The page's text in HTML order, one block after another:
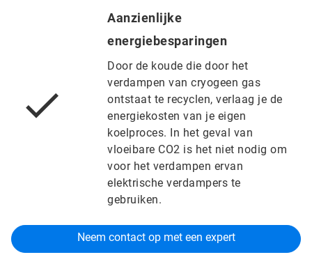
Aanzienlijke
energiebesparingen
Door de koude die door het
verdampen van cryogeen gas
ontstaat te recyclen, verlaag je de
energiekosten van je eigen
koelproces. In het geval van
vloeibare CO2 is het niet nodig om
voor het verdampen ervan
elektrische verdampers te
gebruiken.
Neem contact op met een expert